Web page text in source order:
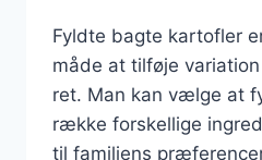
Fyldte bagte kartofler
måde at tilføje
ret. Man kan vælge at
række forskellige
til familiens